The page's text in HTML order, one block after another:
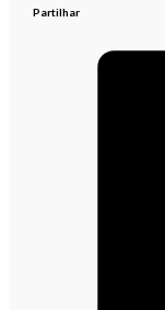
Partilhar